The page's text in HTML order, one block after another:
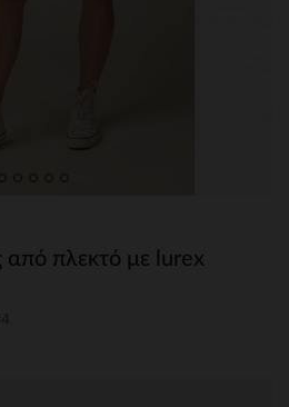
από πλεκτό με lurex